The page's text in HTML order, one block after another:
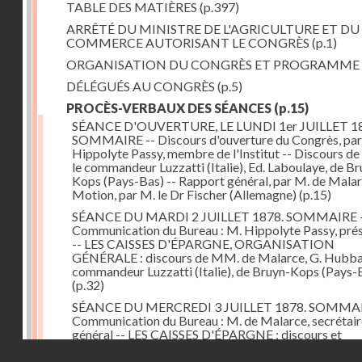
TABLE DES MATIÈRES (p.397)
ARRÊTÉ DU MINISTRE DE L'AGRICULTURE ET DU
COMMERCE AUTORISANT LE CONGRÈS (p.1)
ORGANISATION DU CONGRÈS ET PROGRAMME
DÉLÉGUÉS AU CONGRÈS (p.5)
PROCÈS-VERBAUX DES SÉANCES (p.15)
SÉANCE D'OUVERTURE, LE LUNDI 1er JUILLET
SOMMAIRE -- Discours d'ouverture du Congrès,
Hippolyte Passy, membre de l'Institut -- Discours
le commandeur Luzzatti (Italie), Ed. Laboulaye, de
Kops (Pays-Bas) -- Rapport général, par M. de
Motion, par M. le Dr Fischer (Allemagne) (p.15)
SÉANCE DU MARDI 2 JUILLET 1878. SOMMAIRE
Communication du Bureau : M. Hippolyte Passy,
-- LES CAISSES D'ÉPARGNE, ORGANISATION
GÉNÉRALE : discours de MM. de Malarce, G.
commandeur Luzzatti (Italie), de Bruyn-Kops (Pays-
(p.32)
SÉANCE DU MERCREDI 3 JUILLET 1878.
Communication du Bureau : M. de Malarce,
général -- LES CAISSES D'ÉPARGNE : discours et